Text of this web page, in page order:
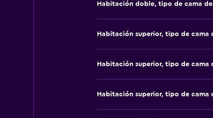
Habitación doble, tipo de cama
Habitación superior, tipo de cama
Habitación superior, tipo de cama
Habitación superior, tipo de cama